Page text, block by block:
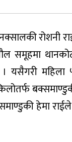
रोशनी
समूहमा
। यसैगरी
हेमा